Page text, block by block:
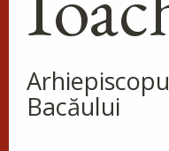
veneau la
Bacăului